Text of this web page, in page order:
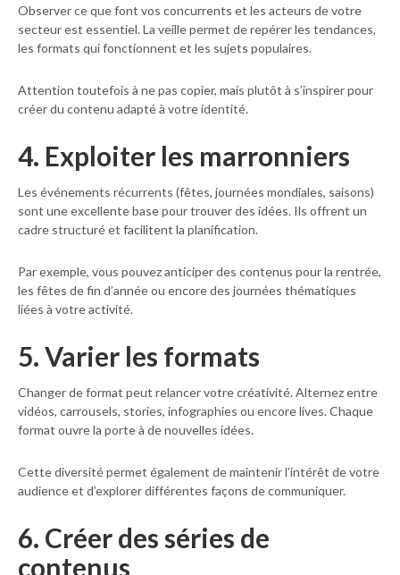
Observer ce que font vos concurrents et les acteurs de votre
secteur est essentiel. La veille permet de repérer les tendances,
les formats qui fonctionnent et les sujets populaires.
Attention toutefois à ne pas copier, mais plutôt à s’inspirer pour
créer du contenu adapté à votre identité.
4. Exploiter les marronniers
Les événements récurrents (fêtes, journées mondiales, saisons)
sont une excellente base pour trouver des idées. Ils offrent un
cadre structuré et facilitent la planification.
Par exemple, vous pouvez anticiper des contenus pour la rentrée,
les fêtes de fin d’année ou encore des journées thématiques
liées à votre activité.
5. Varier les formats
Changer de format peut relancer votre créativité. Alternez entre
vidéos, carrousels, stories, infographies ou encore lives. Chaque
format ouvre la porte à de nouvelles idées.
Cette diversité permet également de maintenir l’intérêt de votre
audience et d’explorer différentes façons de communiquer.
6. Créer des séries de
contenus